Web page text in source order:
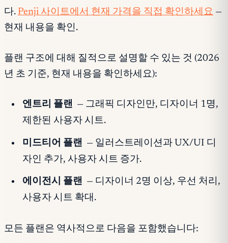
다. Penji 사이트에서 현재 가격을 직접 확인하세요 —
현재 내용을 확인.
플랜 구조에 대해 질적으로 설명할 수 있는 것 (2026
년 초 기준, 현재 내용을 확인하세요):
엔트리 플랜 — 그래픽 디자인만, 디자이너 1명,
제한된 사용자 시트.
미드티어 플랜 — 일러스트레이션과 UX/UI 디
자인 추가, 사용자 시트 증가.
에이전시 플랜 — 디자이너 2명 이상, 우선 처리,
사용자 시트 확대.
모든 플랜은 역사적으로 다음을 포함했습니다: